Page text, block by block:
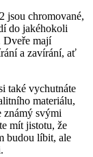
jsou chromované,
do jakéhokoli
Dveře mají
a zavírání, ať
také vychutnáte
materiálu,
známý svými
mít jistotu, že
budou líbit, ale